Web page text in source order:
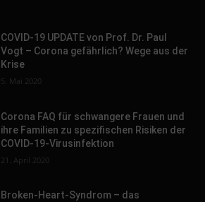
COVID-19 UPDATE von Prof. Dr. Paul
Vogt – Corona gefährlich? Wege aus der
Krise
5. Mai 2020
Corona FAQ für schwangere Frauen und
ihre Familien zu spezifischen Risiken der
COVID-19-Virusinfektion
21. April 2020
Broken-Heart-Syndrom – das